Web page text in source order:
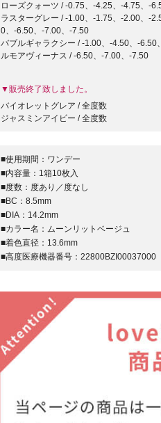
ローズクォーツ / -0.75、-4.25、-4.75、-
ラスターグレー / -1.00、-1.75、-2.00、-
0、-6.50、-7.00、-7.50
バブルギャラクシー / -1.00、-4.50、-6.50
ルモアヴィーナス / -6.50、-7.00、-7.50
▼販売終了致しました。
バイオレットグレア / 全度数
ジャスミンアイビー / 全度数
■使用期間： ワンデー
■内容量： 1箱10枚入
■度数： 度あり／度なし
■BC： 8.5mm
■DIA： 14.2mm
■カラー名： ムーンリットベージュ
■着色直径： 13.6mm
■高度医療機器番号： 22800BZI00037000